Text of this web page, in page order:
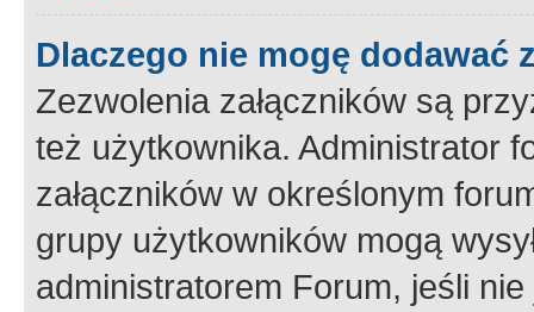
Dlaczego nie mogę dodawać
Zezwolenia załączników są
też użytkownika. Administrator
załączników w określonym
grupy użytkowników mogą
administratorem Forum, jeśli